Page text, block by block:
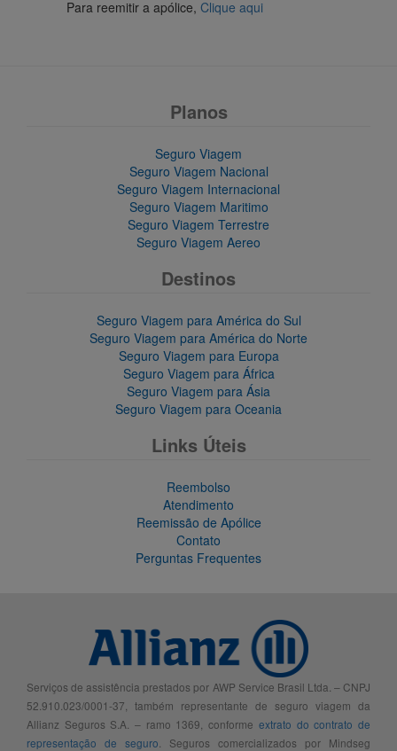
Para reemitir a apólice, Clique aqui
Planos
Seguro Viagem
Seguro Viagem Nacional
Seguro Viagem Internacional
Seguro Viagem Maritimo
Seguro Viagem Terrestre
Seguro Viagem Aereo
Destinos
Seguro Viagem para América do Sul
Seguro Viagem para América do Norte
Seguro Viagem para Europa
Seguro Viagem para África
Seguro Viagem para Ásia
Seguro Viagem para Oceania
Links Úteis
Reembolso
Atendimento
Reemissão de Apólice
Contato
Perguntas Frequentes
Serviços de assistência prestados por AWP Service Brasil Ltda. – CNPJ
52.910.023/0001-37, também representante de seguro viagem da
Allianz Seguros S.A. – ramo 1369, conforme extrato do contrato de
representação de seguro . Seguros comercializados por Mindseg